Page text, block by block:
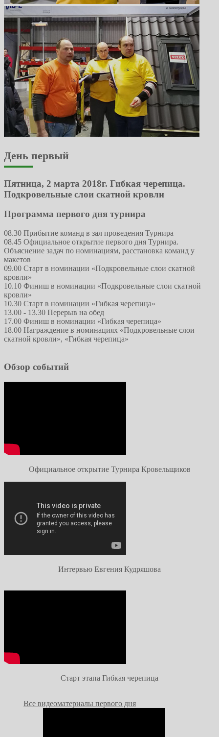
День первый
Пятница, 2 марта 2018г. Гибкая черепица.
Подкровельные слои скатной кровли
Программа первого дня турнира
08.30 Прибытие команд в зал проведения Турнира
08.45 Официальное открытие первого дня Турнира.
Объяснение задач по номинациям, расстановка команд у
макетов
09.00 Старт в номинации «Подкровельные слои скатной
кровли»
10.10 Финиш в номинации «Подкровельные слои скатной
кровли»
10.30 Старт в номинации «Гибкая черепица»
13.00 - 13.30 Перерыв на обед
17.00 Финиш в номинации «Гибкая черепица»
18.00 Награждение в номинациях «Подкровельные слои
скатной кровли», «Гибкая черепица»
Обзор событий
Официальное открытие Турнира Кровельщиков
Интервью Евгения Кудряшова
Старт этапа Гибкая черепица
Все видеоматериалы первого дня